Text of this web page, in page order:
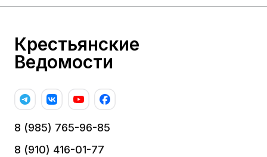
Крестьянские
Ведомости
8 (985) 765-96-85
8 (910) 416-01-77